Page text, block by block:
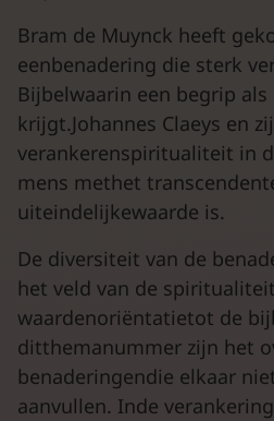
Bram de Muynck heeft
eenbenadering die sterk
Bijbelwaarin een begrip
krijgt.Johannes Claeys en
verankerenspiritualiteit in
mens methet
uiteindelijkewaarde is.
De diversiteit van de
het veld van de
waardenoriëntatietot de
ditthemanummer zijn het
benaderingendie elkaar
aanvullen. Inde